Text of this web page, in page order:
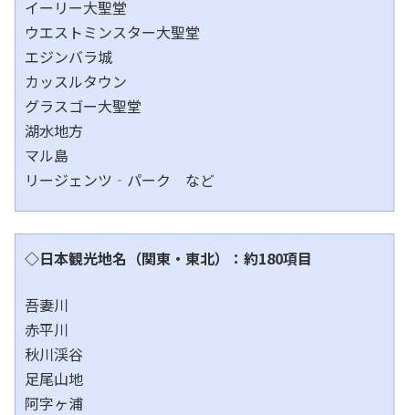
イーリー大聖堂
ウエストミンスター大聖堂
エジンバラ城
カッスルタウン
グラスゴー大聖堂
湖水地方
マル島
リージェンツ‐パーク など
◇日本観光地名（関東・東北）：約180項目
吾妻川
赤平川
秋川渓谷
足尾山地
阿字ヶ浦